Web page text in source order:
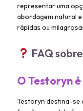
representar uma
abordagem natural
rápidas ou
FAQ
O Testoryn
Testoryn destina-se